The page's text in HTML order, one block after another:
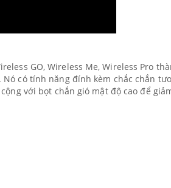
GO, Wireless Me, Wireless Pro
có tính năng đính kèm chắc chắn
với bọt chắn gió mật độ cao để